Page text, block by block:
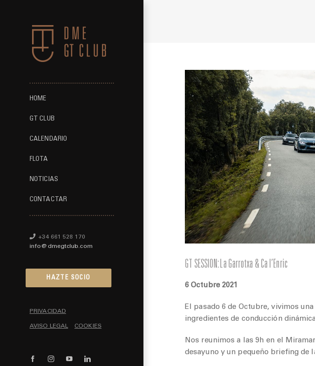
contenido
HOME
GT CLUB
CALENDARIO
FLOTA
NOTICIAS
CONTACTAR
+34 661 528 170
info@dmegtclub.com
HAZTE SOCIO
PRIVACIDAD
AVISO LEGAL COOKIES
FacebookInstagramYouTubeLinkedIn
GT SESSION: La Garrotxa & Ca l’Enric
6 Octubre2021
El pasado 6 de Octubre, vivimos
ingredientes de conducción
Nos reunimos a las 9h en el
desayuno y un pequeño briefing de